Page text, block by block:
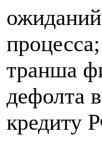
транша
дефолта
кредиту